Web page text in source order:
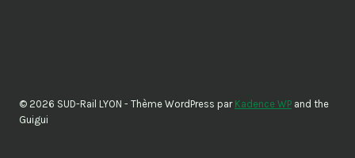
© 2026 SUD-Rail LYON - Thème WordPress par Kadence WP and the
Guigui